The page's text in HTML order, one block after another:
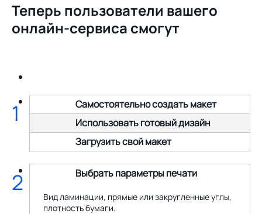
Теперь пользователи вашего
онлайн-сервиса смогут
Самостоятельно создать макет
Использовать готовый дизайн
Загрузить свой макет
1
Выбрать параметры печати
Вид ламинации, прямые или закругленные углы,
плотность бумаги.
2